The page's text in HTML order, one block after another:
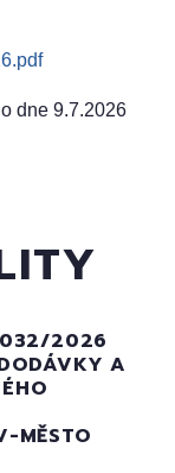
dne 9.7.2026
032/2026
A
MĚSTO